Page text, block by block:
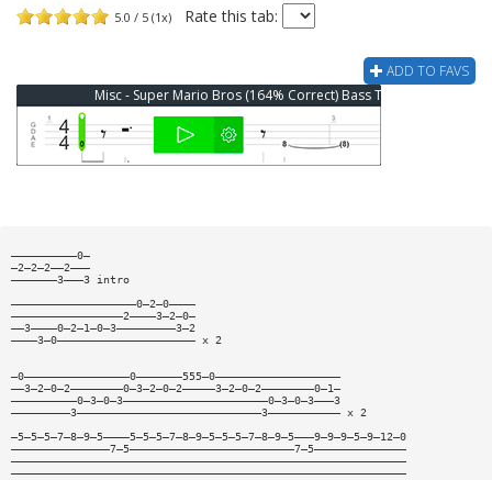
5.0 / 5 (1x) Rate this tab:
ADD TO FAVS
Misc - Super Mario Bros (164% Correct) Bass Tab
——————————0—
—2—2—2——2———
———————3———3 intro
———————————————————0—2—0————
—————————————————2————3—2—0—
——3————0—2—1—0—3—————————3—2
————3—0————————————————————— x 2
—0————————————————0———————555—0———————————————————
——3—2—0—2————————0—3—2—0—2—————3—2—0—2————————0—1—
——————————0—3—0—3——————————————————————0—3—0—3———3
—————————3————————————————————————————3——————————— x 2
—5—5—5—7—8—9—5————5—5—5—7—8—9—5—5—5—7—8—9—5———9—9—9—5—9—12—0
———————————————7—5—————————————————————————7—5——————————————
————————————————————————————————————————————————————————————
————————————————————————————————————————————————————————————